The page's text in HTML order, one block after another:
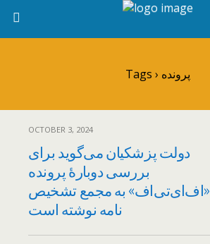
Tags › پرونده
OCTOBER 3, 2024
دولت پزشکیان می‌گوید برای
بررسی دوبارهٔ پرونده
«اف‌ای‌تی‌اف» به مجمع تشخیص
نامه نوشته است